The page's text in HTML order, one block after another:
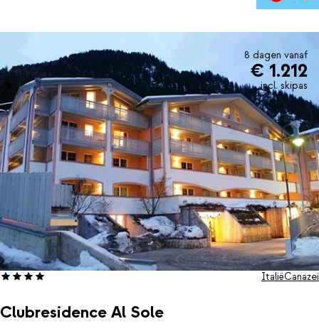
8 dagen vanaf
€ 1.212
incl. skipas
Clubresidence Al Sole
ItaliëCanazei